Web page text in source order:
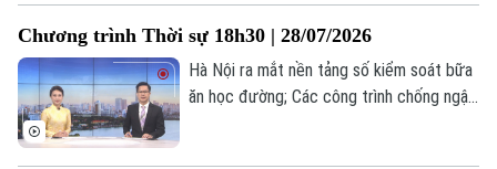
Âm nhạc
là những nội dung chính trong chương
trình hôm nay.
Chương trình Thời sự 18h30 | 28/07/2026
Hà Nội ra mắt nền tảng số kiểm soát bữa
ăn học đường; Các công trình chống ngập